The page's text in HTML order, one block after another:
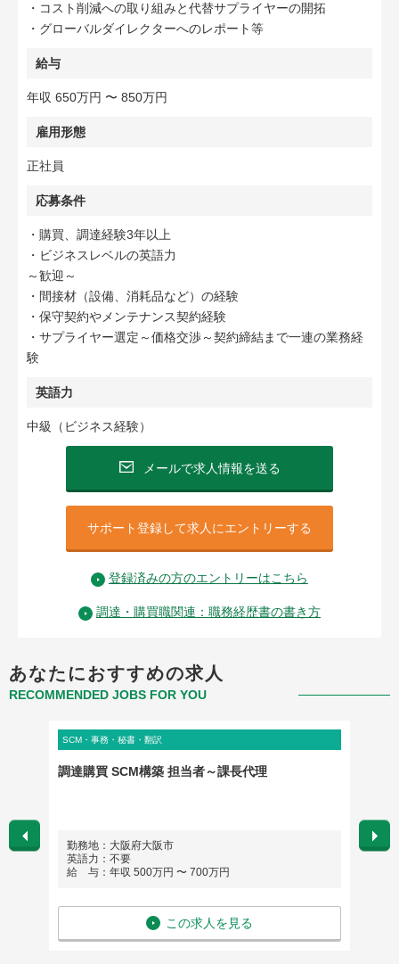
・コスト削減への取り組みと代替サプライヤーの開拓
・グローバルダイレクターへのレポート等
給与
年収 650万円 〜 850万円
雇用形態
正社員
応募条件
・購買、調達経験3年以上
・ビジネスレベルの英語力
～歓迎～
・間接材（設備、消耗品など）の経験
・保守契約やメンテナンス契約経験
・サプライヤー選定～価格交渉～契約締結まで一連の業務経
験
英語力
中級（ビジネス経験）
メールで求人情報を送る
サポート登録して求人にエントリーする
登録済みの方のエントリーはこちら
調達・購買職関連：職務経歴書の書き方
あなたにおすすめの求人
RECOMMENDED JOBS FOR YOU
SCM・事務・秘書・翻訳
調達購買 SCM構築 担当者～課長代理
勤務地：大阪府大阪市
英語力：不要
給 与：年収 500万円 〜 700万円
この求人を見る
勤務